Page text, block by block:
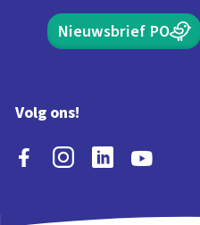
Nieuwsbrief PO
Volg ons!